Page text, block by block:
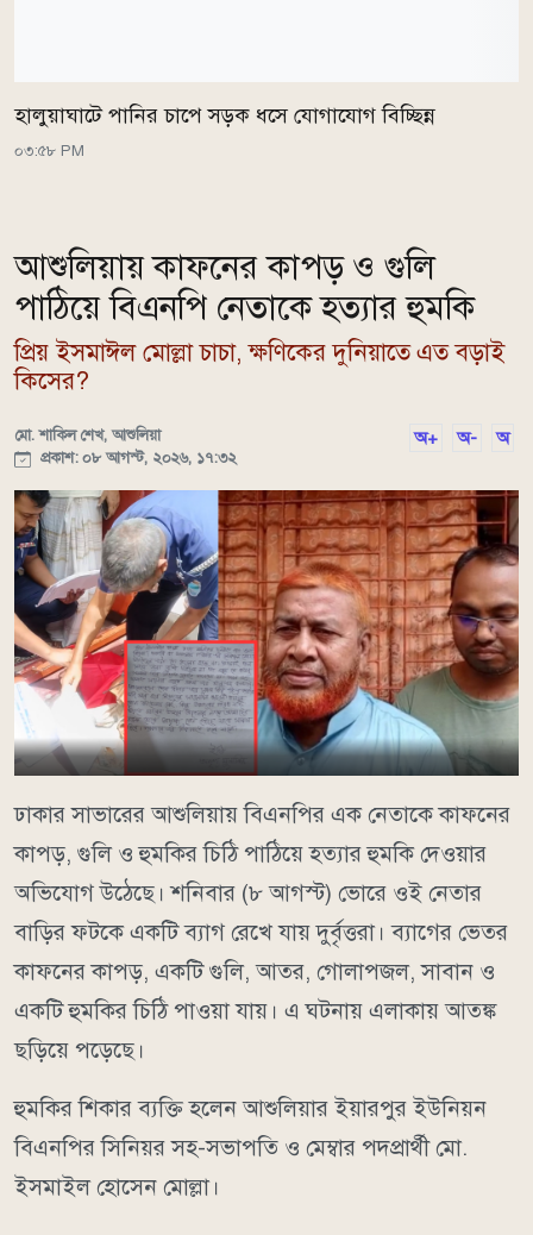
হালুয়াঘাটে পানির চাপে সড়ক ধসে যোগাযোগ বিচ্ছিন্ন
০৩:৫৮ PM
আশুলিয়ায় কাফনের কাপড় ও গুলি
পাঠিয়ে বিএনপি নেতাকে হত্যার হুমকি
প্রিয় ইসমাঈল মোল্লা চাচা, ক্ষণিকের দুনিয়াতে এত বড়াই
কিসের?
মো. শাকিল শেখ, আশুলিয়া
প্রকাশ: ০৮ আগস্ট, ২০২৬, ১৭:৩২
অ+ অ- অ
ঢাকার সাভারের আশুলিয়ায় বিএনপির এক নেতাকে কাফনের
কাপড়, গুলি ও হুমকির চিঠি পাঠিয়ে হত্যার হুমকি দেওয়ার
অভিযোগ উঠেছে। শনিবার (৮ আগস্ট) ভোরে ওই নেতার
বাড়ির ফটকে একটি ব্যাগ রেখে যায় দুর্বৃত্তরা। ব্যাগের ভেতর
কাফনের কাপড়, একটি গুলি, আতর, গোলাপজল, সাবান ও
একটি হুমকির চিঠি পাওয়া যায়। এ ঘটনায় এলাকায় আতঙ্ক
ছড়িয়ে পড়েছে।
হুমকির শিকার ব্যক্তি হলেন আশুলিয়ার ইয়ারপুর ইউনিয়ন
বিএনপির সিনিয়র সহ-সভাপতি ও মেম্বার পদপ্রার্থী মো.
ইসমাইল হোসেন মোল্লা।